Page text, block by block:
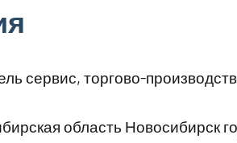
сервис, торгово-
область Новосибирск